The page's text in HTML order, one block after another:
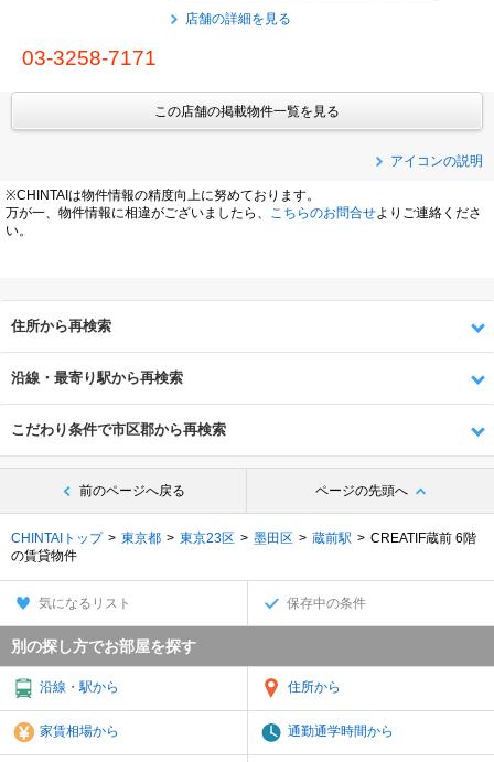
店舗の詳細を見る
03-3258-7171
この店舗の掲載物件一覧を見る
アイコンの説明
※CHINTAIは物件情報の精度向上に努めております。
万が一、物件情報に相違がございましたら、
こちらのお問合せよりご連絡くださ
い。
住所から再検索
沿線・最寄り駅から再検索
こだわり条件で市区郡から再検索
前のページへ戻る ページの先頭へ
CHINTAIトップ 東京都 東京23区 墨田区 蔵前駅
CREATIF蔵前 6階
の賃貸物件
気になるリスト 保存中の条件
別の探し方でお部屋を探す
沿線・駅から 住所から
家賃相場から 通勤通学時間から